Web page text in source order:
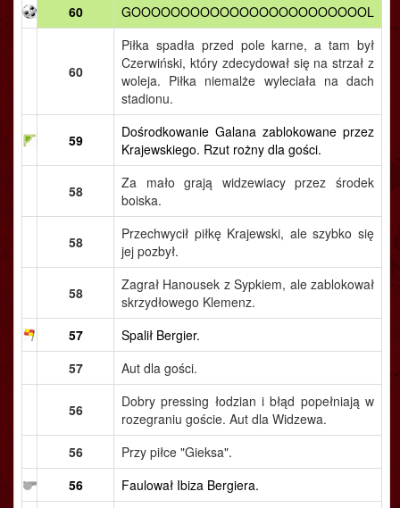
60
GOOOOOOOOOOOOOOOOOOOOOOOOL
60
Piłka spadła przed pole karne, a tam był
Czerwiński, który zdecydował się na strzał z
woleja. Piłka niemalże wyleciała na dach
stadionu.
59
Dośrodkowanie Galana zablokowane przez
Krajewskiego. Rzut rożny dla gości.
58
Za mało grają widzewiacy przez środek
boiska.
58
Przechwycił piłkę Krajewski, ale szybko się
jej pozbył.
58
Zagrał Hanousek z Sypkiem, ale zablokował
skrzydłowego Klemenz.
57
Spalił Bergier.
57
Aut dla gości.
56
Dobry pressing łodzian i błąd popełniają w
rozegraniu goście. Aut dla Widzewa.
56
Przy piłce "Gieksa".
56
Faulował Ibiza Bergiera.